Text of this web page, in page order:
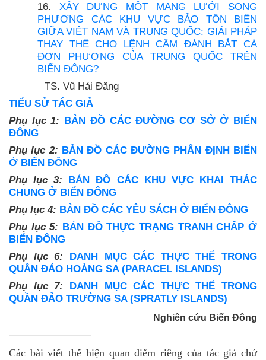
16. XÂY DỰNG MỘT MẠNG LƯỚI SONG
PHƯƠNG CÁC KHU VỰC BẢO TỒN BIỂN
GIỮA VIỆT NAM VÀ TRUNG QUỐC: GIẢI PHÁP
THAY THẾ CHO LỆNH CẤM ĐÁNH BẮT CÁ
ĐƠN PHƯƠNG CỦA TRUNG QUỐC TRÊN
BIỂN ĐÔNG?
TS. Vũ Hải Đăng
TIỂU SỬ TÁC GIẢ
Phụ lục 1: BẢN ĐỒ CÁC ĐƯỜNG CƠ SỞ Ở BIỂN
ĐÔNG
Phụ lục 2: BẢN ĐỒ CÁC ĐƯỜNG PHÂN ĐỊNH BIỂN
Ở BIỂN ĐÔNG
Phụ lục 3: BẢN ĐỒ CÁC KHU VỰC KHAI THÁC
CHUNG Ở BIỂN ĐÔNG
Phụ lục 4: BẢN ĐỒ CÁC YÊU SÁCH Ở BIỂN ĐÔNG
Phụ lục 5: BẢN ĐỒ THỰC TRẠNG TRANH CHẤP Ở
BIỂN ĐÔNG
Phụ lục 6: DANH MỤC CÁC THỰC THỂ TRONG
QUẦN ĐẢO HOÀNG SA (PARACEL ISLANDS)
Phụ lục 7: DANH MỤC CÁC THỰC THỂ TRONG
QUẦN ĐẢO TRƯỜNG SA (SPRATLY ISLANDS)
Nghiên cứu Biển Đông
Các bài viết thể hiện quan điểm riêng của tác giả chứ